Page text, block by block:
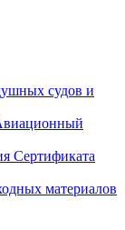
судов и
Сертификата
материалов